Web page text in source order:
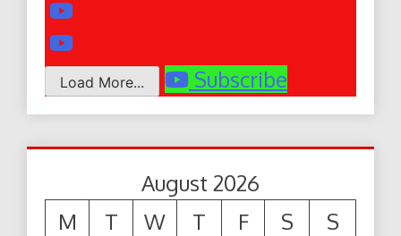
Load More... Subscribe
August 2026
M
T W T F S
S